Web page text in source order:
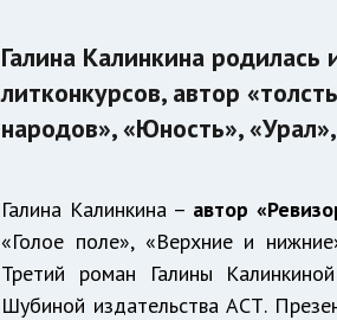
Галина Калинкина
литконкурсов, автор
народов», «Юность»,
Галина Калинкина – автор
«Голое поле», «Верхние и
Третий роман Галины
Шубиной издательства АСТ.